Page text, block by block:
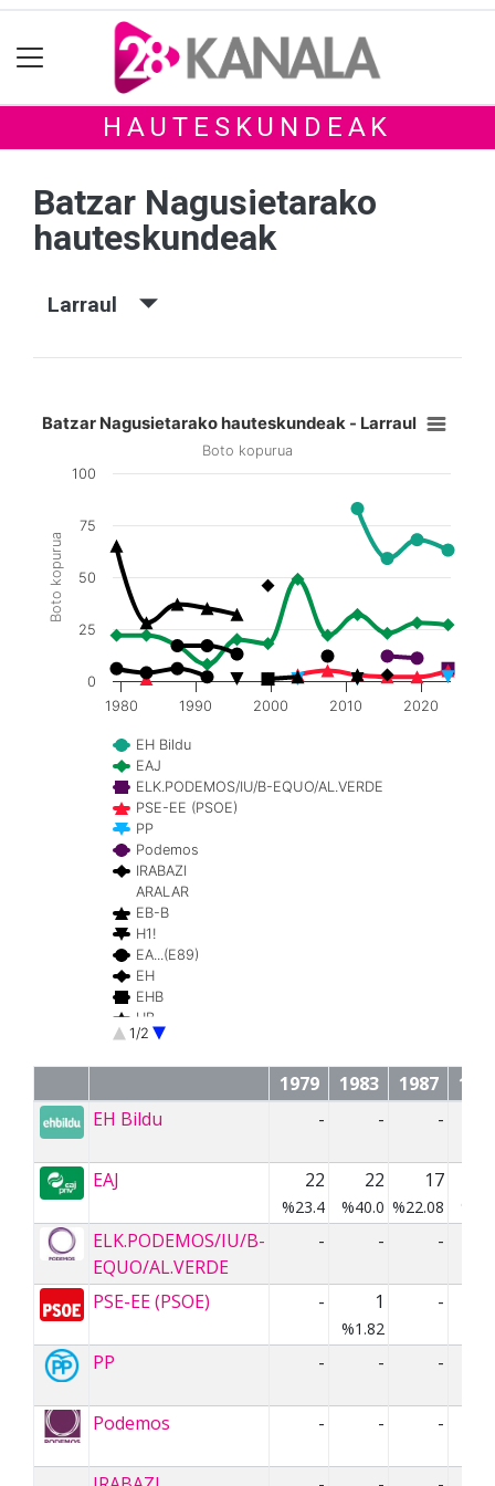
HAUTESKUNDEAK
Batzar Nagusietarako
hauteskundeak
Larraul
Boto kopurua
Batzar Nagusietarako hauteskundeak - Larraul
Boto kopurua
EH Bildu
EAJ
ELK.PODEMOS/IU/B-EQUO/AL.VERDE
PSE-EE (PSOE)
PP
Podemos
IRABAZI
ARALAR
EB-B
H1!
EA...(E89)
EH
EHB
HB
EKA
1/2
1980 1990 2000 2010 2020
0
25
50
75
100
1979 1983 1987
EH Bildu
- - -
EAJ 22
%23.4
22
%40.0
17
%22.08
ELK.PODEMOS/IU/B-
EQUO/AL.VERDE
- - -
PSE-EE (PSOE) - 1
%1.82
-
PP - - -
Podemos - - -